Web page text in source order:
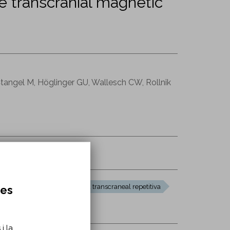
M, Höglinger GU, Wallesch CW, Rollnik
estimulación magnética transcraneal repetitiva
i la